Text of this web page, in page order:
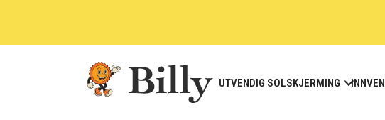
UTVENDIG SOLSKJERMING